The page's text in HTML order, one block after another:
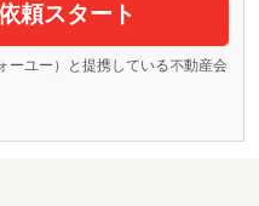
頼スタート
ーユー）と提携している不動産会